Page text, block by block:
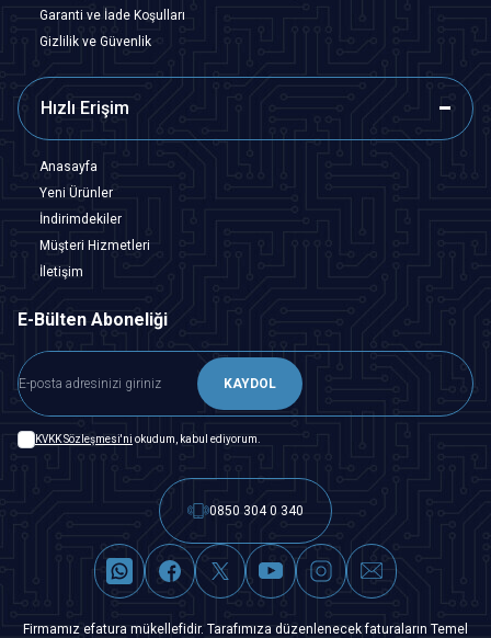
Garanti ve İade Koşulları
Gizlilik ve Güvenlik
Hızlı Erişim
Anasayfa
Yeni Ürünler
İndirimdekiler
Müşteri Hizmetleri
İletişim
E-Bülten Aboneliği
KAYDOL
KVKK Sözleşmesi'ni okudum, kabul ediyorum.
0850 304 0 340
Firmamız efatura mükellefidir. Tarafımıza düzenlenecek faturaların Temel